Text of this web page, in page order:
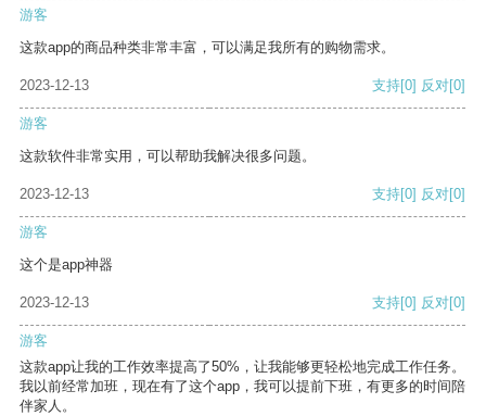
游客
这款app的商品种类非常丰富，可以满足我所有的购物需求。
2023-12-13 支持[0] 反对[0]
游客
这款软件非常实用，可以帮助我解决很多问题。
2023-12-13 支持[0] 反对[0]
游客
这个是app神器
2023-12-13 支持[0] 反对[0]
游客
这款app让我的工作效率提高了50%，让我能够更轻松地完成工作任务。
我以前经常加班，现在有了这个app，我可以提前下班，有更多的时间陪
伴家人。